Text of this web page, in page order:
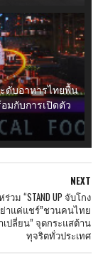
ดับอาหารไทยพื้น
ร้อมกับการเปิดตัว
NEXT
วม “STAND UP จับโกง
าแค่แชร์”ชวนคนไทย
เปลี่ยน” จุดกระแสต้าน
ทุจริตทั่วประเทศ